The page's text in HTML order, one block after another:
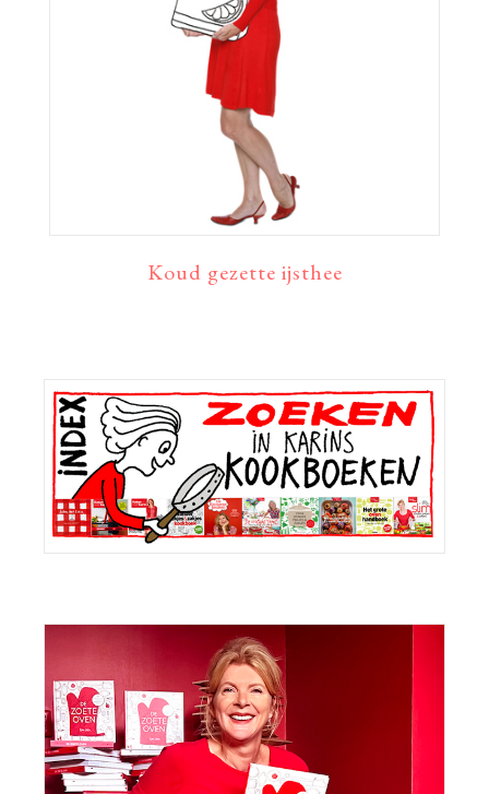
Koud gezette ijsthee
Primaire
Sidebar